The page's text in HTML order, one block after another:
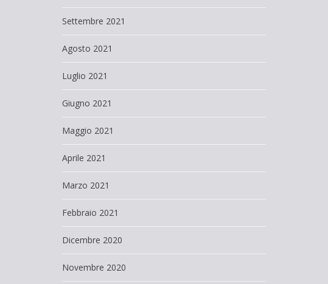
Settembre 2021
Agosto 2021
Luglio 2021
Giugno 2021
Maggio 2021
Aprile 2021
Marzo 2021
Febbraio 2021
Dicembre 2020
Novembre 2020